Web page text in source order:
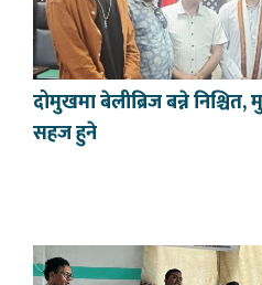
दोमुखमा बेलीब्रिज बन्ने
सहज हुने